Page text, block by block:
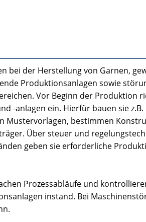
bei der Herstellung von Garnen,
Produktionsanlagen sowie
Vor Beginn der Produktion
‑anlagen ein. Hierfür bauen sie
Mustervorlagen, bestimmen
Über steuer­ und
geben sie erforderliche
Prozessabläufe und
instand. Bei